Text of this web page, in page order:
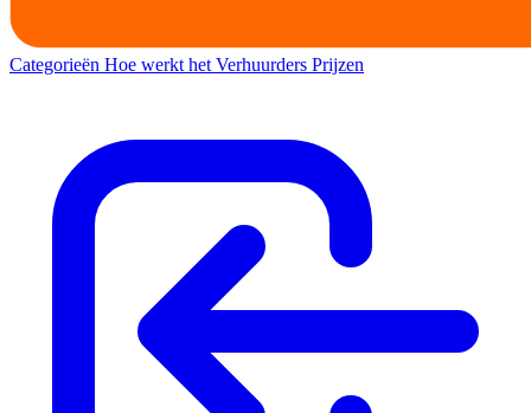
Categorieën Hoe werkt het Verhuurders Prijzen